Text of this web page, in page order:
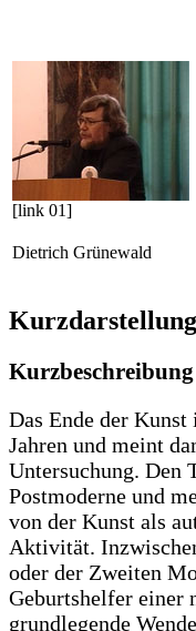
[link 01]
Dietrich Grünewald
Kurzdarstellung
Kurzbeschreibung
Das Ende der
Jahren und meint
Untersuchung. Den
Postmoderne und
von der Kunst als
Aktivität.
oder der Zweiten
Geburtshelfer einer
grundlegende